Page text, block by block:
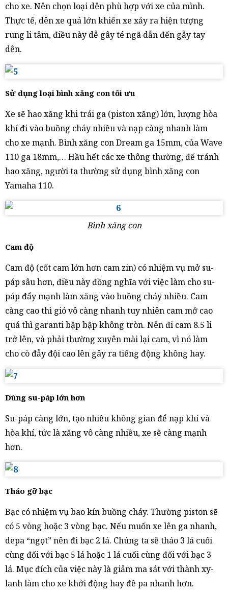
cho xe. Nên chọn loại dên phù hợp với xe của mình.
Thực tế, dên xe quá lớn khiến xe xảy ra hiện tượng
rung li tâm, điều này dễ gây té ngã dẫn đến gẫy tay
dên.
Sử dụng loại bình xăng con tối ưu
Xe sẽ hao xăng khi trái ga (piston xăng) lớn, lượng hòa
khí đi vào buồng cháy nhiều và nạp càng nhanh làm
cho xe mạnh. Bình xăng con Dream ga 15mm, của Wave
110 ga 18mm,… Hầu hết các xe thông thường, để tránh
hao xăng, người ta thường sử dụng bình xăng con
Yamaha 110.
Bình xăng con
Cam độ
Cam độ (cốt cam lớn hơn cam zin) có nhiệm vụ mở su-
páp sâu hơn, điều này đồng nghĩa với việc làm cho su-
páp đẩy mạnh làm xăng vào buồng cháy nhiều. Cam
càng cao thì gió vô càng nhanh tuy nhiên cam mở cao
quá thì garanti bập bập không tròn. Nên đi cam 8.5 li
trở lên, và phải thường xuyên mài lại cam, vì nó làm
cho cò đẫy đội cao lên gây ra tiếng động không hay.
Dùng su-páp lớn hơn
Su-páp càng lớn, tạo nhiều không gian để nạp khí và
hòa khí, tức là xăng vô càng nhiều, xe sẽ càng mạnh
hơn.
Tháo gỡ bạc
Bạc có nhiệm vụ bao kín buồng cháy. Thường piston sẽ
có 5 vòng hoặc 3 vòng bạc. Nếu muốn xe lên ga nhanh,
depa “ngọt” nên đi bạc 2 lá. Chúng ta sẽ tháo 3 lá cuối
cùng đối với bạc 5 lá hoặc 1 lá cuối cùng đối với bạc 3
lá. Mục đích của việc này là giảm ma sát với thành xy-
lanh làm cho xe khởi động hay đề pa nhanh hơn.